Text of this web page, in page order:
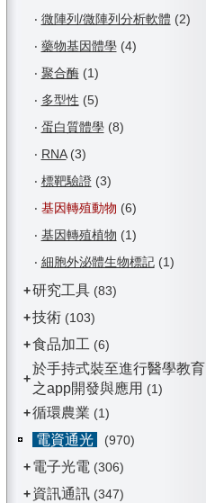
‧ 微陣列/微陣列分析軟體 (2)
‧ 藥物基因體學(4)
‧ 聚合酶(1)
‧ 多型性 (5)
‧ 蛋白質體學(8)
‧ RNA(3)
‧ 標靶驗證(3)
‧ 基因轉殖動物 (6)
‧ 基因轉殖植物 (1)
‧ 細胞外泌體生物標記(1)
+研究工具(83)
+技術(103)
+食品加工 (6)
+
於手持式裝至進行醫學教育
之app開發與應用 (1)
+循環農業 (1)
電資通光
(970)
+ 電子光電 (306)
+ 資訊通訊(347)